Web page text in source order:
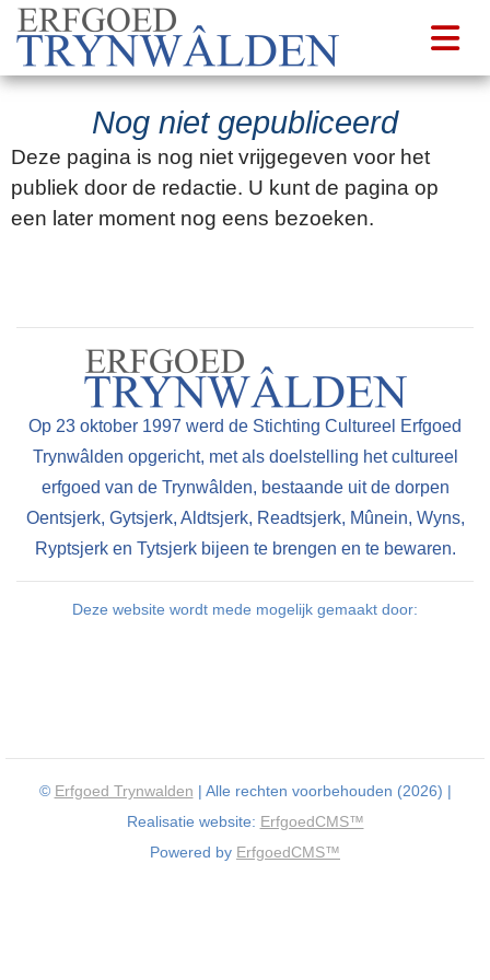
Nog niet gepubliceerd
Deze pagina is nog niet vrijgegeven voor het
publiek door de redactie. U kunt de pagina op
een later moment nog eens bezoeken.
Op 23 oktober 1997 werd de Stichting Cultureel Erfgoed
Trynwâlden opgericht, met als doelstelling het cultureel
erfgoed van de Trynwâlden, bestaande uit de dorpen
Oentsjerk, Gytsjerk, Aldtsjerk, Readtsjerk, Mûnein, Wyns,
Ryptsjerk en Tytsjerk bijeen te brengen en te bewaren.
Deze website wordt mede mogelijk gemaakt door:
© Erfgoed Trynwalden | Alle rechten voorbehouden (2026) |
Realisatie website: ErfgoedCMS™
Powered by ErfgoedCMS™